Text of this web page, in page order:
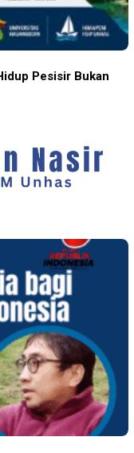
Pesisir Bukan